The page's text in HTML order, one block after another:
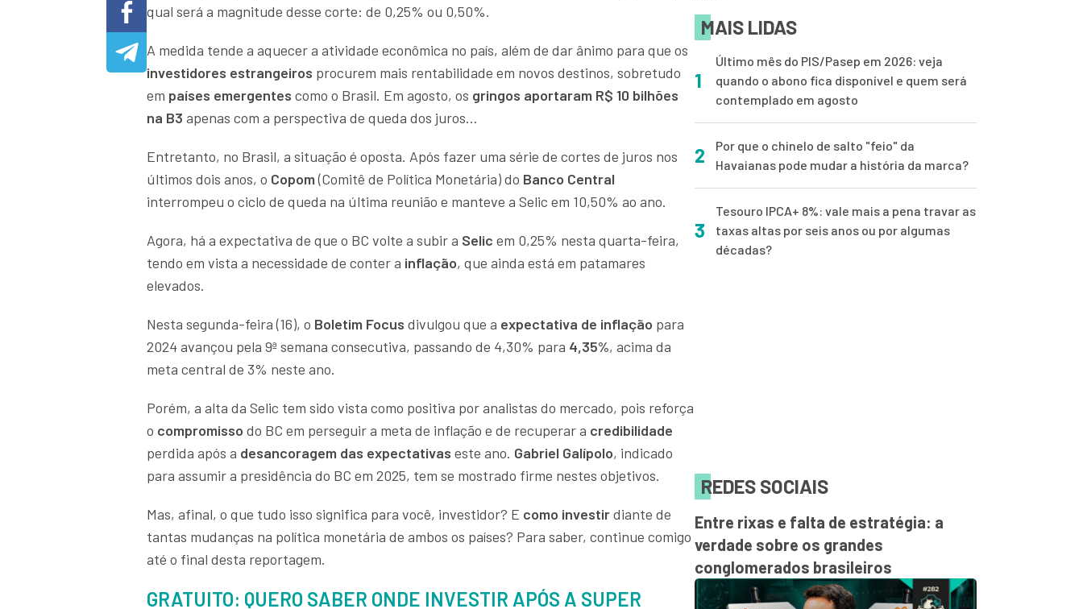
qual será a magnitude desse corte: de 0,25% ou 0,50%.
A medida tende a aquecer a atividade econômica no país, além de dar ânimo para que os
investidores estrangeiros procurem mais rentabilidade em novos destinos, sobretudo
em países emergentes como o Brasil. Em agosto, os gringos aportaram R$ 10 bilhões
na B3 apenas com a perspectiva de queda dos juros…
Entretanto, no Brasil, a situação é oposta. Após fazer uma série de cortes de juros nos
últimos dois anos, o Copom(Comitê de Política Monetária) do Banco Central
interrompeu o ciclo de queda na última reunião e manteve a Selic em 10,50% ao ano.
Agora, há a expectativa de que o BC volte a subir a Selic em 0,25% nesta quarta-feira,
tendo em vista a necessidade de conter a inflação, que ainda está em patamares
elevados.
Nesta segunda-feira (16), o Boletim Focus divulgou que a expectativa de inflação para
2024 avançou pela 9ª semana consecutiva, passando de 4,30% para 4,35%, acima da
meta central de 3% neste ano.
Porém, a alta da Selic tem sido vista como positiva por analistas do mercado, pois reforça
o compromisso do BC em perseguir a meta de inflação e de recuperar a credibilidade
perdida após a desancoragem das expectativas este ano. Gabriel Galípolo, indicado
para assumir a presidência do BC em 2025, tem se mostrado firme nestes objetivos.
Mas, afinal, o que tudo isso significa para você, investidor? E como investirdiante de
tantas mudanças na política monetária de ambos os países? Para saber, continue comigo
até o final desta reportagem.
GRATUITO: QUERO SABER ONDE INVESTIR APÓS A SUPER
MAIS LIDAS
1
Último mês do PIS/Pasep em 2026: veja
quando o abono fica disponível e quem será
contemplado em agosto
2
Por que o chinelo de salto "feio" da
Havaianas pode mudar a história da marca?
3
Tesouro IPCA+ 8%: vale mais a pena travar as
taxas altas por seis anos ou por algumas
décadas?
REDES SOCIAIS
Entre rixas e falta de estratégia: a
verdade sobre os grandes
conglomerados brasileiros